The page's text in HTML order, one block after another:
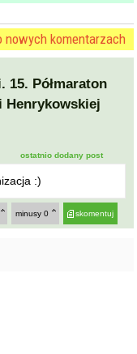
komentarzach
15. Półmaraton
Henrykowskiej
ostatnio dodany post
:)
skomentuj
minusy 0